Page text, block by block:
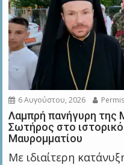
6 Αυγούστου, 2026
Λαμπρή πανήγυρη
Σωτήρος στο
Μαυρομματίου
Με ιδιαίτερη